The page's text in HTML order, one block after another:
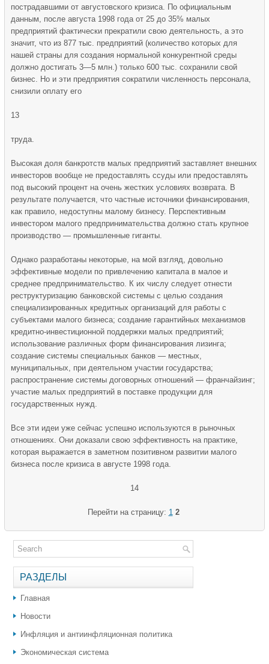
пострадавшими от августовского кризиса. По официальным
данным, после августа 1998 года от 25 до 35% малых
предприятий фактически прекратили свою деятельность, а это
значит, что из 877 тыс. предприятий (количество которых для
нашей страны для создания нормальной конкурентной среды
должно достигать 3—5 млн.) только 600 тыс. сохранили свой
бизнес. Но и эти предприятия сократили численность персонала,
снизили оплату его
13
труда.
Высокая доля банкротств малых предприятий заставляет внешних
инвесторов вообще не предоставлять ссуды или предоставлять
под высокий процент на очень жестких условиях возврата. В
результате получается, что частные источники финансирования,
как правило, недоступны малому бизнесу. Перспективным
инвестором малого предпринимательства должно стать крупное
производство — промышленные гиганты.
Однако разработаны некоторые, на мой взгляд, довольно
эффективные модели по привлечению капитала в малое и
среднее предпринимательство. К их числу следует отнести
реструктуризацию банковской системы с целью создания
специализированных кредитных организаций для работы с
субъектами малого бизнеса; создание гарантийных механизмов
кредитно-инвестиционной поддержки малых предприятий;
использование различных форм финансирования лизинга;
создание системы специальных банков — местных,
муниципальных, при деятельном участии государства;
распространение системы договорных отношений — франчайзинг;
участие малых предприятий в поставке продукции для
государственных нужд.
Все эти идеи уже сейчас успешно используются в рыночных
отношениях. Они доказали свою эффективность на практике,
которая выражается в заметном позитивном развитии малого
бизнеса после кризиса в августе 1998 года.
14
Перейти на страницу: 1 2
РАЗДЕЛЫ
Главная
Новости
Инфляция и антиинфляционная политика
Экономическая система